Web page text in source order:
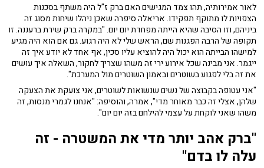
לאור אמירותיה, תהו צמד המגישים האם ברק ז"ל היה משתף בסכנות
הצפויות לו מתוקף תפקידו. אריאלה סיפרה שאכן ניהלו שיחות מסוג זה
ביניהם, וזו הסיבה שהיא הייתה מפחדת יום יום. "במקרה ברק שירת ברעננה. זו
תקופה של הרבה הפגנות שם, הראש שלי לא היה רגוע. גם אם הוא היה מגיע
למישהו הבייתה הוא יכול היה להוציא עליו סכין, אף אחד לא יודע איך זה
ייגמר. אני מבינה שכל אירוע ירי זה משהו שצריך לחקור, השאלה איך עושים
את זה בלי לפגוע בשוטרים ובאמון השוטרים מול המערכת".
"אני עטופה בקבוצה של נשים שנשואות לשוטרים, אני צועקת את הצעקה
שלהן, אצלי זה כבר מאוחר מדי", אמרה, והוסיפה: "אנחנו לגמרי מנסות, זה
משהו שאני לוקחת על עצמי להילחם בזה יום יום".
"ברק אהב יותר מדי את המשטרה - זה
עלה לו בדם"